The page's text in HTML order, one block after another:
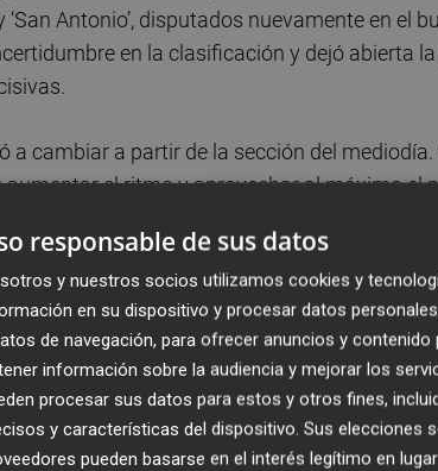
‘San Antonio’, disputados nuevamente en el
en la clasificación y dejó abierta
a cambiar a partir de la sección del
el ritmo y aprovechar al máximo el
fue abriendo hueco respecto a sus
y encaminar una victoria que terminarían
de Lancia Corse España,
Lancia Ypsilon Rally2 HF Integrale. El
y logró completar el rallye con
Plus a su resultado final.
responsable de sus datos
y nuestros socios utilizamos cookies y
en su dispositivo y procesar datos
de navegación, para ofrecer anuncios y
información sobre la audiencia y mejorar los
procesar sus datos para estos y otros fines,
y características del dispositivo. Sus elecciones
pueden basarse en el interés legítimo en